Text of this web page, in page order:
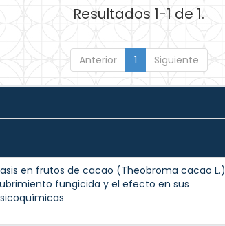
Resultados 1-1 de 1.
Anterior 1 Siguiente
en frutos de cacao (Theobroma cacao L.)
fungicida y el efecto en sus